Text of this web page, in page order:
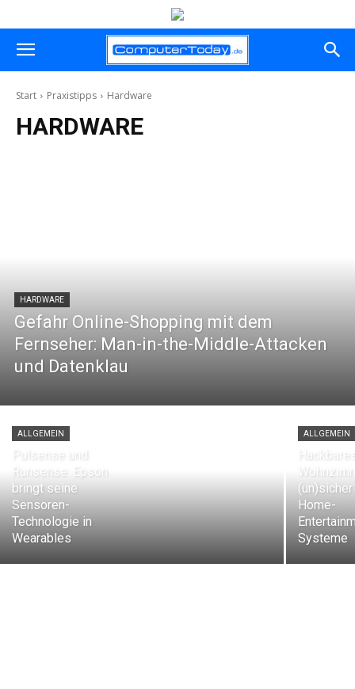
Start Praxistipps Hardware
HARDWARE
HARDWARE
Gefahr Online-Shopping mit dem
Fernseher: Man-in-the-Middle-Attacken
und Datenklau
ALLGEMEIN
Pulsense und
Runsense: Epson
bringt seine
Sensoren-
Technologie in
Wearables
ALLGEMEIN
Home-
Systeme